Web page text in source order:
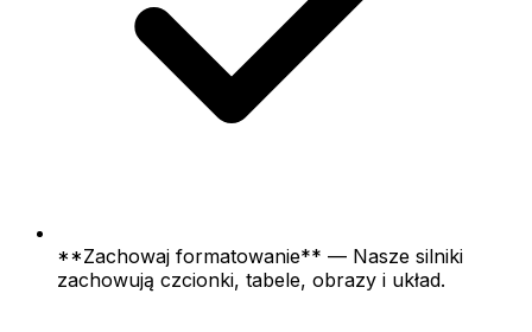
**Zachowaj formatowanie** — Nasze silniki
zachowują czcionki, tabele, obrazy i układ.